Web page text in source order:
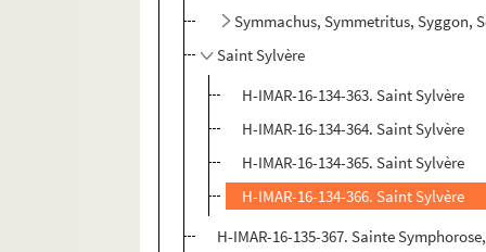
Symmachus, Symmetritus, Syggon,
Saint Sylvère
H-IMAR-16-134-363. Saint Sylvère
H-IMAR-16-134-364. Saint Sylvère
H-IMAR-16-134-365. Saint Sylvère
H-IMAR-16-134-366. Saint Sylvère
H-IMAR-16-135-367. Sainte